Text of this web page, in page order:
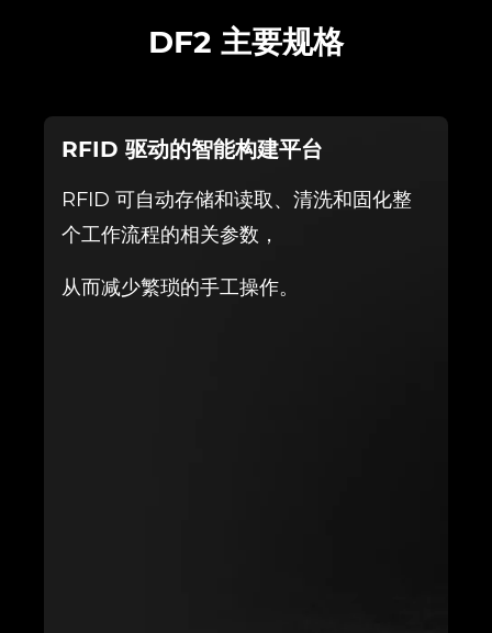
DF2 主要规格
RFID 驱动的智能构建平台
RFID 可自动存储和读取、清洗和固化整
个工作流程的相关参数，
从而减少繁琐的手工操作。